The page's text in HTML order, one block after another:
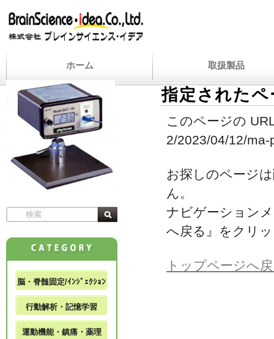
ホーム 取扱製品
指定された
このページの
2/2023/04/12/
お探しのページ
ん。
ナビゲーション
へ戻る』をクリ
トップページへ
脳・脊髄固定/ｲﾝｼﾞｪｸｼｮﾝ
行動解析・記憶学習
運動機能・鎮痛・薬理